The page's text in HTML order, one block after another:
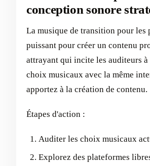
conception sonore
La musique de transition pour les
puissant pour créer un contenu
attrayant qui incite les auditeurs
choix musicaux avec la même
apportez à la création de contenu.
Étapes d'action :
Auditer les choix musicaux
Explorez des plateformes